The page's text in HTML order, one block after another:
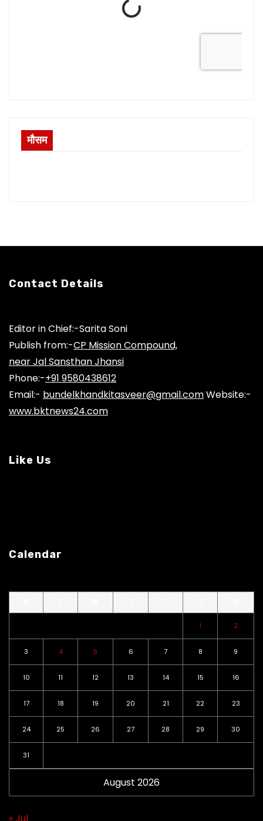
मौसम
Contact Details
Editor in Chief:-Sarita Soni
Publish from:-CP Mission Compound,
near Jal Sansthan Jhansi
Phone:-+91 9580438612
Email:- bundelkhandkitasveer@gmail.comWebsite:-
www.bktnews24.com
Like Us
Calendar
August 2026
1 2
3 4 5 6 7 8 9
10 11 12 13 14 15 16
17 18 19 20 21 22 23
24 25 26 27 28 29 30
31
« Jul